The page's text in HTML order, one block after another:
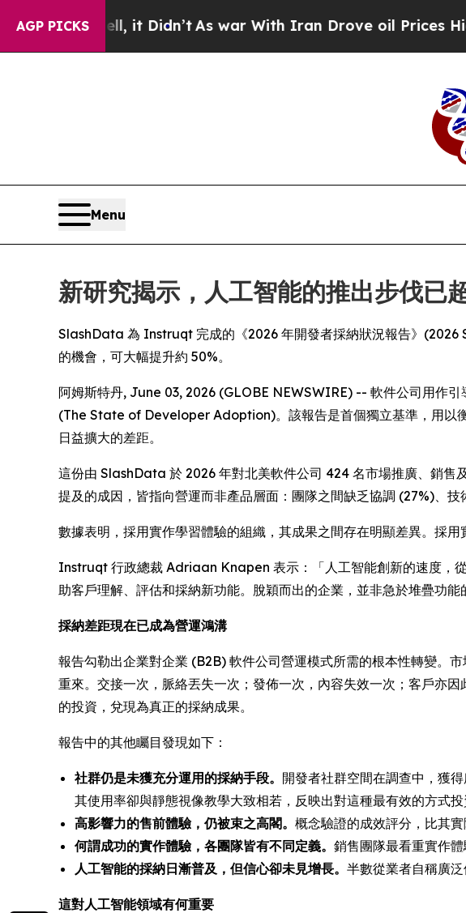
AGP PICKS
Well, it Didn’t As war With Iran Drove oil Prices Higher,
Menu
新研究揭示，人工智能的推出步伐已
SlashData 為 Instruqt 完成的《2026 年開發者採納狀況報告》
的機會，可大幅提升約 50%。
阿姆斯特丹, June 03, 2026 (GLOBE NEWSWIRE) -- 軟件公司用作
(The State of Developer Adoption)。該報告是首個獨立基準，用以
日益擴大的差距。
這份由 SlashData 於 2026 年對北美軟件公司 424 名市場推廣、銷售
提及的成因，皆指向營運而非產品層面：團隊之間缺乏協調 (27%)、
數據表明，採用實作學習體驗的組織，其成果之間存在明顯差異。採
Instruqt 行政總裁 Adriaan Knapen 表示：「人工智能創新的速度，
助客戶理解、評估和採納新功能。脫穎而出的企業，並非急於堆疊功
採納差距現在已成為營運鴻溝
報告勾勒出企業對企業 (B2B) 軟件公司營運模式所需的根本性轉變。
重來。交接一次，脈絡丟失一次；發佈一次，內容失效一次；客戶亦
的投資，兌現為真正的採納成果。
報告中的其他矚目發現如下：
社群仍是未獲充分運用的採納手段。 開發者社群空間在調查中，獲
其使用率卻與靜態視像教學大致相若，反映出對這種最有效的方式投
高影響力的售前體驗，仍被束之高閣。 概念驗證的成效評分，比其
何謂成功的實作體驗，各團隊皆有不同定義。 銷售團隊最看重實作
人工智能的採納日漸普及，但信心卻未見增長。 半數從業者自稱廣
這對人工智能領域有何重要